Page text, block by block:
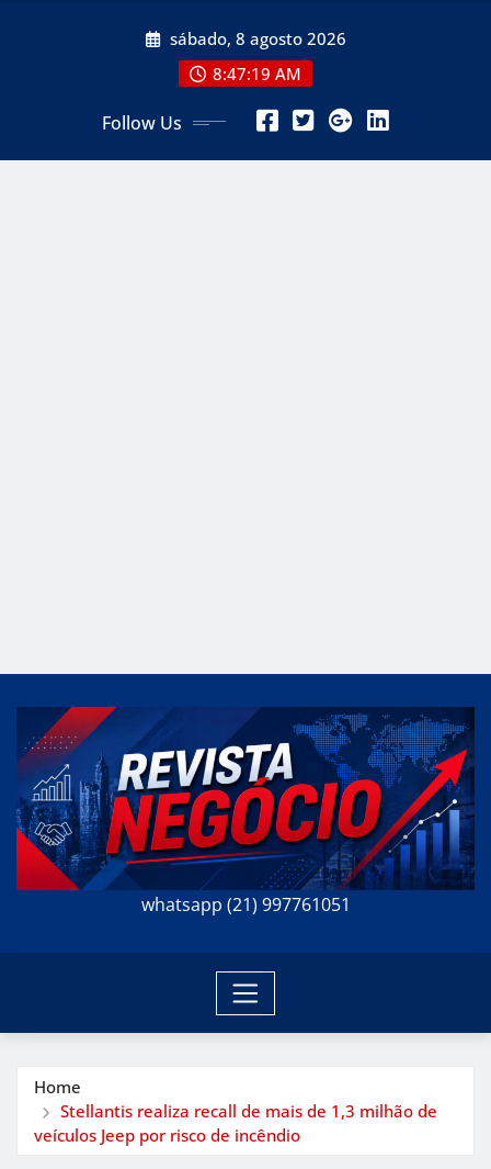
sábado, 8 agosto 2026
8:47:21 AM
Follow Us
whatsapp (21) 997761051
Home
Stellantis realiza recall de mais de 1,3 milhão de
veículos Jeep por risco de incêndio